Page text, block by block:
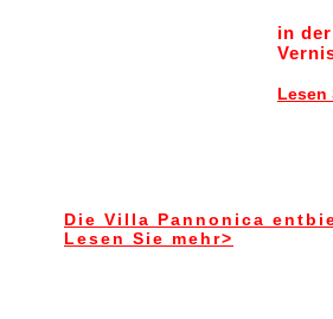
in
Lesen
Die Villa Pannonica
Lesen Sie mehr>